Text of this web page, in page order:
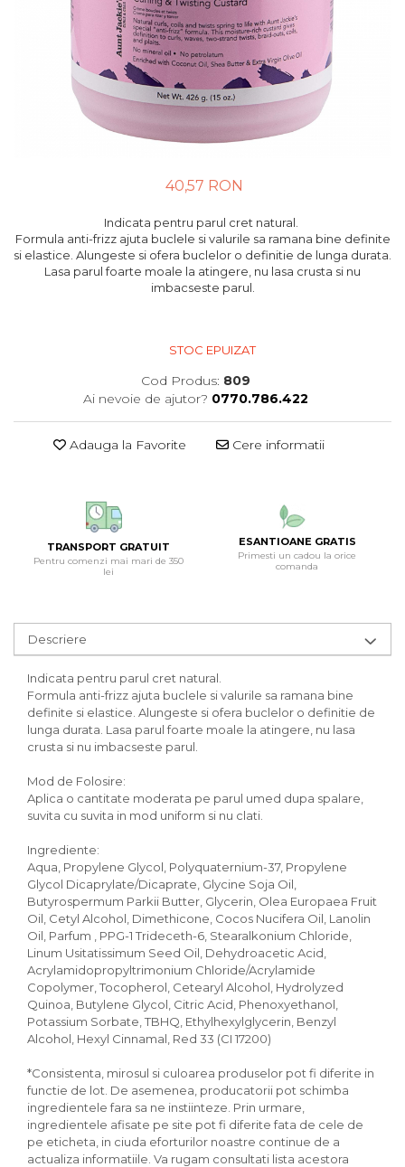
40,57 RON
Indicata pentru parul cret natural.
Formula anti-frizz ajuta buclele si valurile sa ramana bine definite
si elastice. Alungeste si ofera buclelor o definitie de lunga durata.
Lasa parul foarte moale la atingere, nu lasa crusta si nu
imbacseste parul.
STOC EPUIZAT
Cod Produs: 809
Ai nevoie de ajutor? 0770.786.422
Adauga la Favorite Cere informatii
TRANSPORT GRATUIT
Pentru comenzi mai mari de 350
lei
ESANTIOANE GRATIS
Primesti un cadou la orice
comanda
Descriere
Indicata pentru parul cret natural.
Formula anti-frizz ajuta buclele si valurile sa ramana bine
definite si elastice. Alungeste si ofera buclelor o definitie de
lunga durata. Lasa parul foarte moale la atingere, nu lasa
crusta si nu imbacseste parul.
Mod de Folosire:
Aplica o cantitate moderata pe parul umed dupa spalare,
suvita cu suvita in mod uniform si nu clati.
Ingrediente:
Aqua, Propylene Glycol, Polyquaternium-37, Propylene
Glycol Dicaprylate/Dicaprate, Glycine Soja Oil,
Butyrospermum Parkii Butter, Glycerin, Olea Europaea Fruit
Oil, Cetyl Alcohol, Dimethicone, Cocos Nucifera Oil, Lanolin
Oil, Parfum , PPG-1 Trideceth-6, Stearalkonium Chloride,
Linum Usitatissimum Seed Oil, Dehydroacetic Acid,
Acrylamidopropyltrimonium Chloride/Acrylamide
Copolymer, Tocopherol, Cetearyl Alcohol, Hydrolyzed
Quinoa, Butylene Glycol, Citric Acid, Phenoxyethanol,
Potassium Sorbate, TBHQ, Ethylhexylglycerin, Benzyl
Alcohol, Hexyl Cinnamal, Red 33 (CI 17200)
*Consistenta, mirosul si culoarea produselor pot fi diferite in
functie de lot. De asemenea, producatorii pot schimba
ingredientele fara sa ne instiinteze. Prin urmare,
ingredientele afisate pe site pot fi diferite fata de cele de
pe eticheta, in ciuda eforturilor noastre continue de a
actualiza informatiile. Va rugam consultati lista acestora